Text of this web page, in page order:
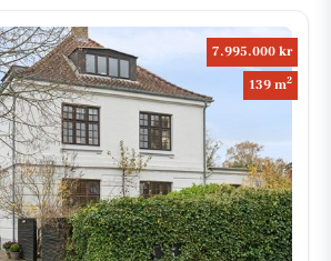
7.995.000 kr
139 m2